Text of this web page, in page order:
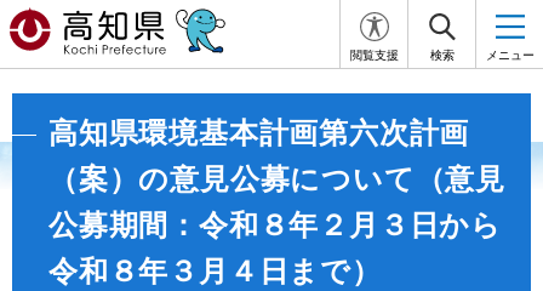
閲覧支援 検索 メニュー
高知県環境基本計画第六次計画
（案）の意見公募について（意見
公募期間：令和８年２月３日から
令和８年３月４日まで）